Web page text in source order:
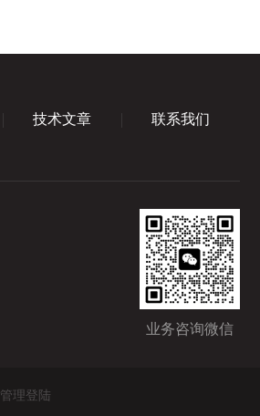
技术文章 联系我们
业务咨询微信
管理登陆